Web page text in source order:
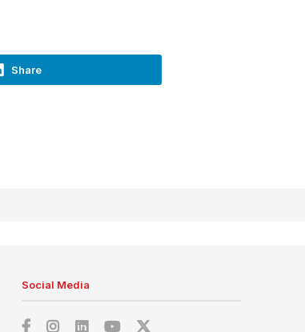
Share
Social Media